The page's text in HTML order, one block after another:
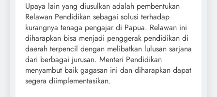
Upaya lain yang diusulkan adalah pembentukan
Relawan Pendidikan sebagai solusi terhadap
kurangnya tenaga pengajar di Papua. Relawan ini
diharapkan bisa menjadi penggerak pendidikan di
daerah terpencil dengan melibatkan lulusan sarjana
dari berbagai jurusan. Menteri Pendidikan
menyambut baik gagasan ini dan diharapkan dapat
segera diimplementasikan.